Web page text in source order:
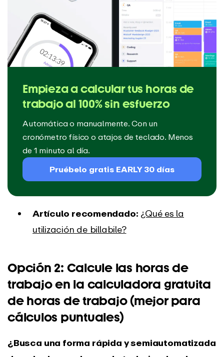
Empieza a calcular tus horas de
trabajo al 100% sin esfuerzo
Automática o manualmente. Con un
cronómetro físico o atajos de teclado. Menos
de 1 minuto al día.
Pruébelo gratis EARLY 30 días
Artículo recomendado: ¿Qué es la
utilización de billabile?
Opción 2: Calcule las horas de
trabajo en la calculadora gratuita
de horas de trabajo (mejor para
cálculos puntuales)
¿Busca una forma rápida y semiautomatizada